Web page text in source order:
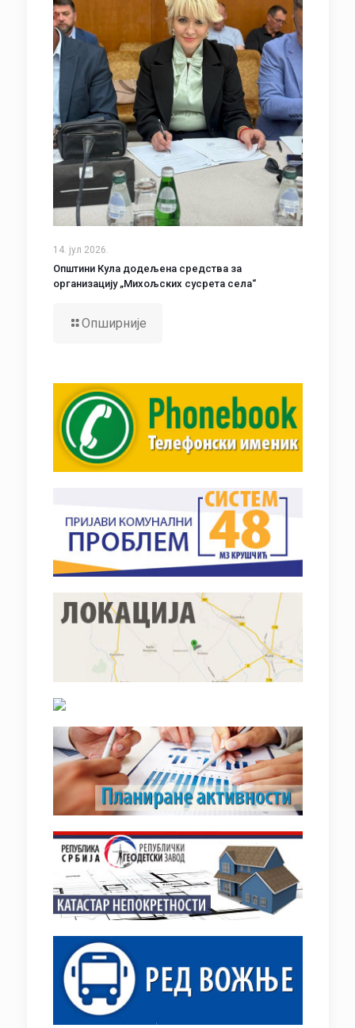
14. јул 2026.
Општини Кула додељена средства за
организацију „Михољских сусрета села“
Опширније